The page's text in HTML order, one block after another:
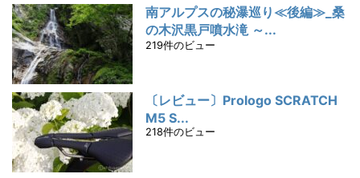
南アルプスの秘瀑巡り≪後編≫_桑
の木沢黒戸噴水滝 ～...
219件のビュー
〔レビュー〕Prologo SCRATCH
M5 S...
218件のビュー